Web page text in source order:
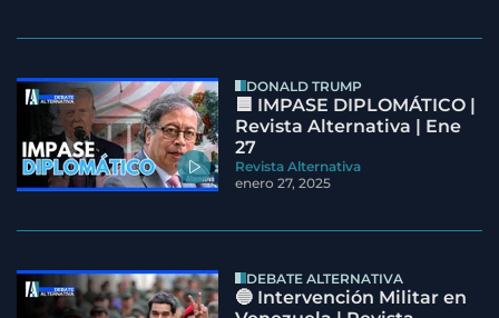
DONALD TRUMP
🟦 IMPASE DIPLOMÁTICO |
Revista Alternativa | Ene
27
Revista Alternativa
enero 27, 2025
DEBATE ALTERNATIVA
🔵 Intervención Militar en